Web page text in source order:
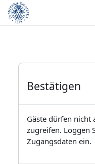
Zum Hauptinhalt
Bestätigen
Gäste dürfen nicht
zugreifen. Loggen
Zugangsdaten ein.